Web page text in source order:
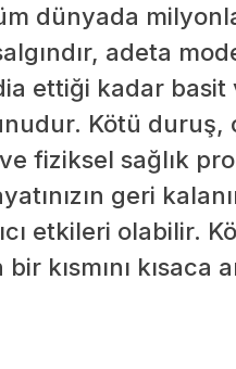
dünyada
adeta
ettiği kadar
Kötü
fiziksel sağlık
geri
etkileri olabilir.
kısmını kısaca